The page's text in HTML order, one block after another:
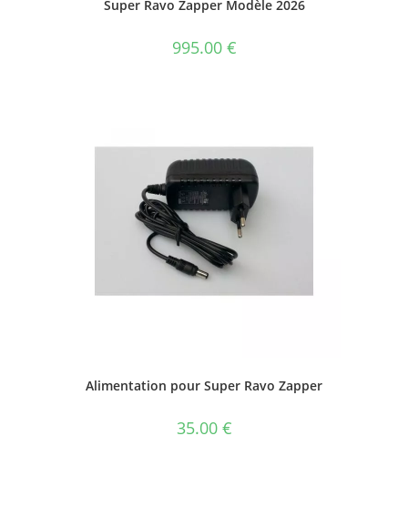
Super Ravo Zapper Modèle 2026
995.00 €
Alimentation pour Super Ravo Zapper
35.00 €